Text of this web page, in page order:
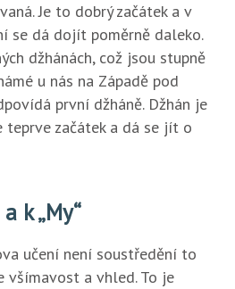
Je to dobrý začátek a v
se dá dojít poměrně daleko.
džhánách, což jsou stupně
u nás na Západě pod
první džháně. Džhán je
začátek a dá se jít o
k „My“
učení není soustředění to
všímavost a vhled. To je